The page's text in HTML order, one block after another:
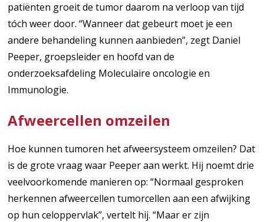
patiënten groeit de tumor daarom na verloop van tijd
tóch weer door. “Wanneer dat gebeurt moet je een
andere behandeling kunnen aanbieden”, zegt Daniel
Peeper, groepsleider en hoofd van de
onderzoeksafdeling Moleculaire oncologie en
Immunologie.
Afweercellen omzeilen
Hoe kunnen tumoren het afweersysteem omzeilen? Dat
is de grote vraag waar Peeper aan werkt. Hij noemt drie
veelvoorkomende manieren op: “Normaal gesproken
herkennen afweercellen tumorcellen aan een afwijking
op hun celoppervlak”, vertelt hij. “Maar er zijn